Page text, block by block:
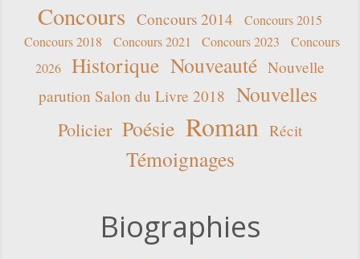
Concours Concours 2014
Concours 2015
Concours 2018
Concours 2021 Concours 2023
Concours
2026
Historique Nouveauté Nouvelle
parution Salon du Livre 2018 Nouvelles
Policier Poésie Roman Récit
Témoignages
Biographies